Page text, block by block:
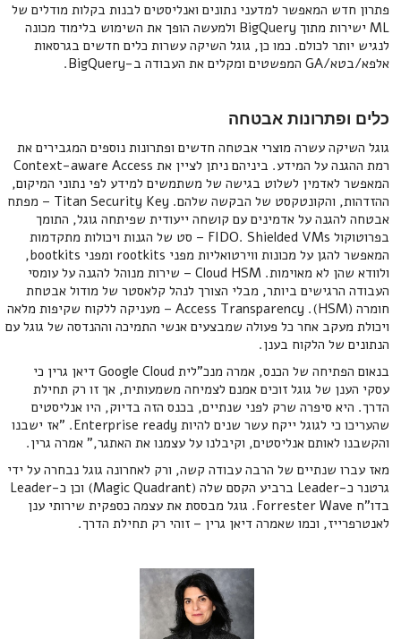
פתרון חדש המאפשר למדעני נתונים ואנליסטים לבנות בקלות מודלים של
ML ישירות מתוך BigQuery ולמעשה הופך את השימוש בלימוד מכונה
לנגיש יותר לכולם. כמו כן, גוגל השיקה עשרות כלים חדשים בגרסאות
אלפא/בטא/GA המפשטים ומקלים את העבודה ב-BigQuery.
כלים ופתרונות אבטחה
גוגל השיקה עשרה מוצרי אבטחה חדשים ופתרונות נוספים המגבירים את
רמת ההגנה על המידע. ביניהם ניתן לציין את Context-aware Access
המאפשר לאדמין לשלוט בגישה של משתמשים למידע לפי נתוני המיקום,
ההזדהות, והקונטקסט של הבקשה שלהם. Titan Security Key – מפתח
אבטחה להגנה על אדמינים עם קושחה ייעודית שפיתחה גוגל, התומך
בפרוטוקול FIDO. Shielded VMs – סט של הגנות ויכולות מתקדמות
המאפשר להגן על מכונות ווירטואליות מפני rootkits ומפני bootkits,
ולוודא שהן לא מאוימות. Cloud HSM – שירות מנוהל להגנה על עומסי
העבודה הרגישים ביותר, מבלי הצורך לנהל קלאסטר של מודול אבטחת
חומרה (HSM). Access Transparency – מעניקה ללקוח שקיפות מלאה
ויכולת מעקב אחר כל פעולה שמבצעים אנשי התמיכה וההנדסה של גוגל עם
הנתונים של הלקוח בענן.
בנאום הפתיחה של הכנס, אמרה מנכ"לית Google Cloud דיאן גרין כי
עסקי הענן של גוגל זוכים אמנם לצמיחה משמעותית, אך זו רק תחילת
הדרך. היא סיפרה שרק לפני שנתיים, בכנס הזה בדיוק, היו אנליסטים
שהעריכו כי לגוגל ייקח עשר שנים להיות Enterprise ready. "אז ישבנו
והקשבנו לאותם אנליסטים, וקיבלנו על עצמנו את האתגר," אמרה גרין.
מאז עברו שנתיים של הרבה עבודה קשה, ורק לאחרונה גוגל נבחרה על ידי
גרטנר כ-Leader ברביע הקסם שלה (Magic Quadrant) וכן כ-Leader
בדו"ח Forrester Wave. גוגל מבססת את עצמה כספקית שירותי ענן
לאנטרפרייז, וכמו שאמרה דיאן גרין – זוהי רק תחילת הדרך.